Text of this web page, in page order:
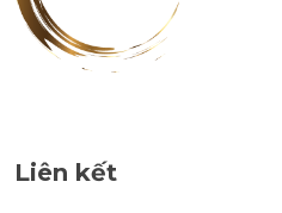
Liên kết